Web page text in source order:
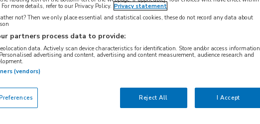
more details, refer to our Privacy Policy. Privacy statement
not? Then we only place essential and statistical cookies, these do not record any data about
partners process data to provide:
data. Actively scan device characteristics for identification. Store and/or access information
advertising and content, advertising and content measurement, audience research and
(vendors)
Reject All I Accept